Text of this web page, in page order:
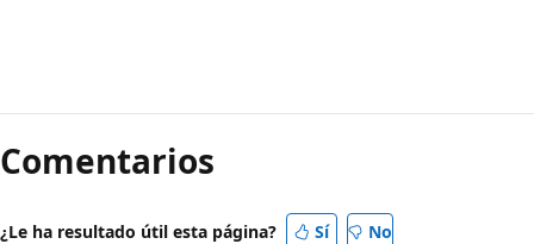
Comentarios
¿Le ha resultado útil esta página? Sí No